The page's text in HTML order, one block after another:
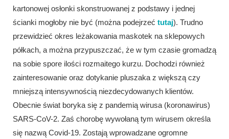
kartonowej osłonki skonstruowanej z podstawy i jednej
ścianki mogłoby nie być (można podejrzeć tutaj). Trudno
przewidzieć okres leżakowania maskotek na sklepowych
półkach, a można przypuszczać, że w tym czasie gromadzą
na sobie spore ilości rozmaitego kurzu. Dochodzi również
zainteresowanie oraz dotykanie pluszaka z większą czy
mniejszą intensywnością niezdecydowanych klientów.
Obecnie świat boryka się z pandemią wirusa (koronawirus)
SARS-CoV-2. Zaś chorobę wywołaną tym wirusem określa
się nazwą Covid-19. Zostają wprowadzane ogromne